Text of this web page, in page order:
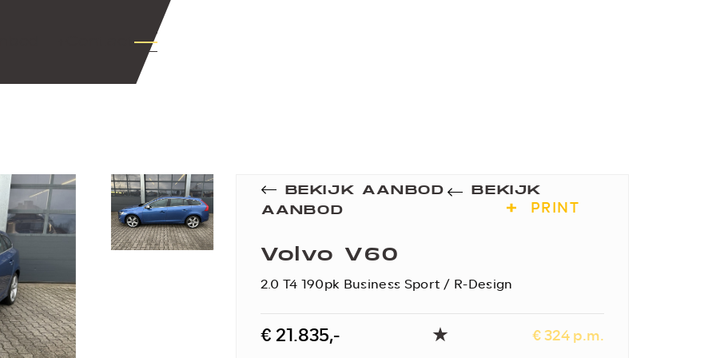
+Contact
BEKIJK AANBOD
BEKIJK
AANBOD
PRINT
Volvo V60
2.0 T4 190pk Business Sport / R-Design
€ 21.835,- € 324 p.m.